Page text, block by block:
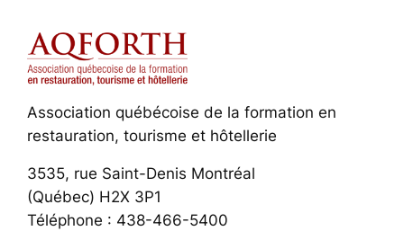
Association québécoise de la formation en
restauration, tourisme et hôtellerie
3535, rue Saint-Denis Montréal
(Québec) H2X 3P1
Téléphone : 438-466-5400